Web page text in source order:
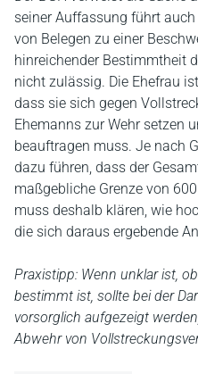
seiner Auffassung führt
von Belegen zu einer
hinreichender Bestimmtheit
nicht zulässig. Die Ehefrau
dass sie sich gegen
Ehemanns zur Wehr setzen
beauftragen muss. Je nach
dazu führen, dass der
maßgebliche Grenze von
muss deshalb klären, wie
die sich daraus ergebende
Praxistipp: Wenn unklar ist,
bestimmt ist, sollte bei der
vorsorglich aufgezeigt
Abwehr von